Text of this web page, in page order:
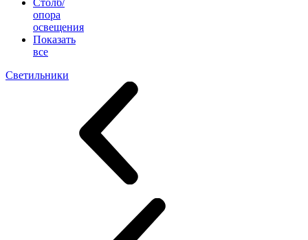
Столб/
опора
освещения
Показать
все
Светильники